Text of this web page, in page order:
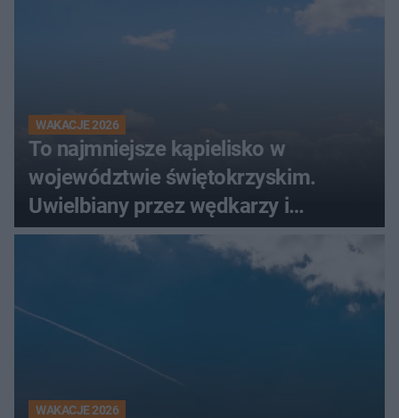
WAKACJE 2026
To najmniejsze kąpielisko w
województwie świętokrzyskim.
Uwielbiany przez wędkarzy i
turystów
WAKACJE 2026